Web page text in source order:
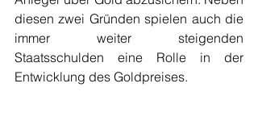
diesen zwei Gründen spielen auch die
immer weiter steigenden
Staatsschulden eine Rolle in der
Entwicklung des Goldpreises.